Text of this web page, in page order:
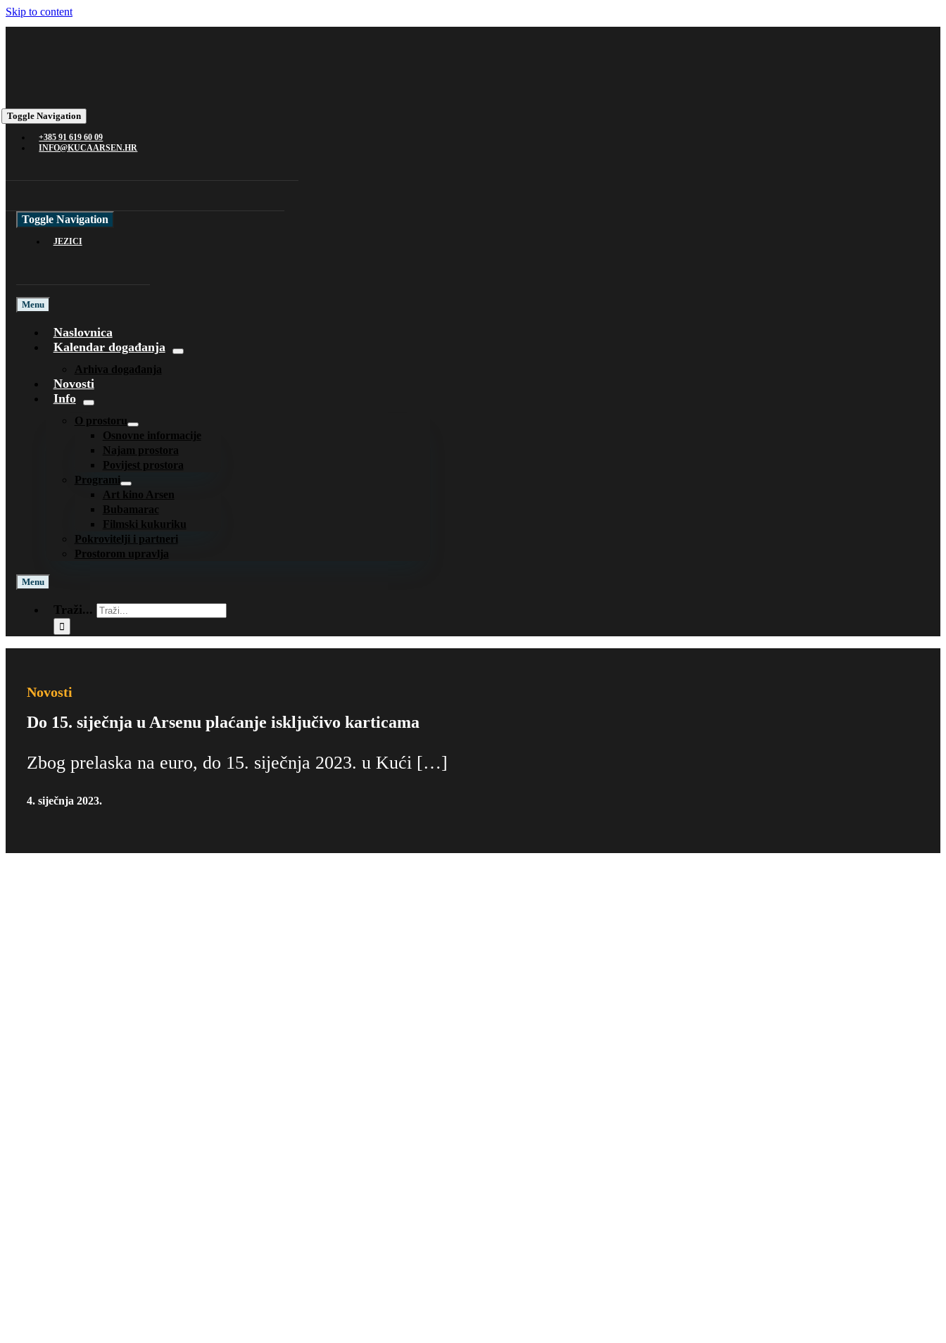
Skip to content
Toggle Navigation
+385 91 619 60 09
INFO@KUCAARSEN.HR
Toggle Navigation
JEZICI
Menu
Naslovnica
Kalendar događanja
Arhiva događanja
Novosti
Info
O prostoru
Osnovne informacije
Najam prostora
Povijest prostora
Programi
Art kino Arsen
Bubamarac
Filmski kukuriku
Pokrovitelji i partneri
Prostorom upravlja
Menu
Traži...
Novosti
Do 15. siječnja u Arsenu plaćanje isključivo karticama
Zbog prelaska na euro, do 15. siječnja 2023. u Kući […]
4. siječnja 2023.